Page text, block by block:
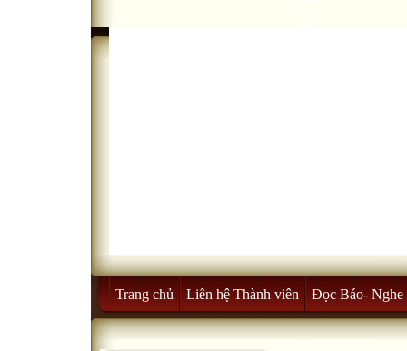
Trang chủ Liên hệ Thành viên Đọc Báo- Nghe